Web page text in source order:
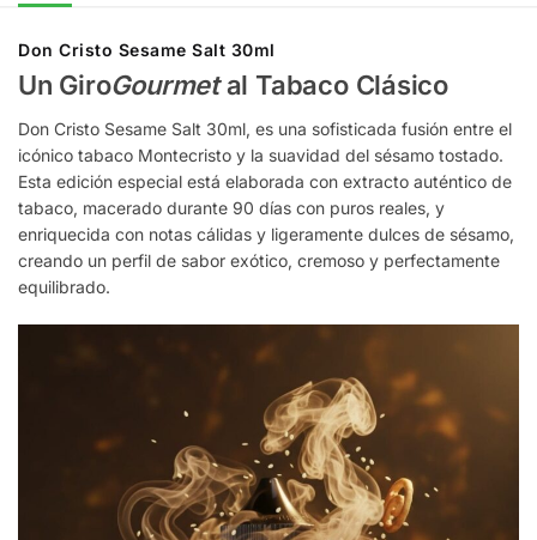
Don Cristo Sesame Salt 30ml
Un GiroGourmetal Tabaco Clásico
Don Cristo Sesame Salt 30ml, es una sofisticada fusión entre el
icónico tabaco Montecristo y la suavidad del sésamo tostado.
Esta edición especial está elaborada con extracto auténtico de
tabaco, macerado durante 90 días con puros reales, y
enriquecida con notas cálidas y ligeramente dulces de sésamo,
creando un perfil de sabor exótico, cremoso y perfectamente
equilibrado.